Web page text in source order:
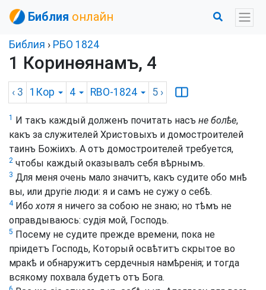
Библия онлайн
Библия › РБО 1824
1 Коринѳянамъ, 4
‹ 3 1Кор 4 RBO-1824 5 ›
1 И такъ каждый долженъ почитать насъ не болѣе,
какъ за служителей Христовыхъ и домостроителей
таинъ Божіихъ. А отъ домостроителей требуется,
2 чтобы каждый оказывалъ себя вѣрнымъ.
3 Для меня очень мало значитъ, какъ судите обо мнѣ
вы, или другіе люди: я и самъ не сужу о себѣ.
4Ибохотя я ничего за собою не знаю; но тѣмъ не
оправдываюсь: судія мой, Господь.
5 Посему не судите прежде времени, пока не
пріидетъ Господь, Который освѣтитъ скрытое во
мракѣ и обнаружитъ сердечныя намѣренія; и тогда
всякому похвала будетъ отъ Бога.